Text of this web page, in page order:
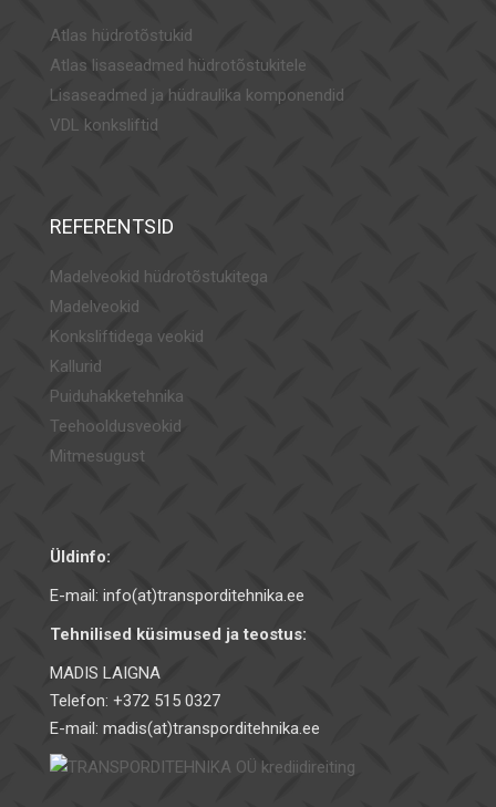
Atlas hüdrotõstukid
Atlas lisaseadmed hüdrotõstukitele
Lisaseadmed ja hüdraulika komponendid
VDL konksliftid
REFERENTSID
Madelveokid hüdrotõstukitega
Madelveokid
Konksliftidega veokid
Kallurid
Puiduhakketehnika
Teehooldusveokid
Mitmesugust
Üldinfo:
E-mail: info(at)transporditehnika.ee
Tehnilised küsimused ja teostus:
MADIS LAIGNA
Telefon: +372 515 0327
E-mail: madis(at)transporditehnika.ee